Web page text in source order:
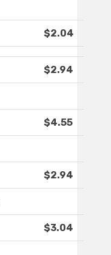
$2.04
$2.94
$4.55
$2.94
$3.04